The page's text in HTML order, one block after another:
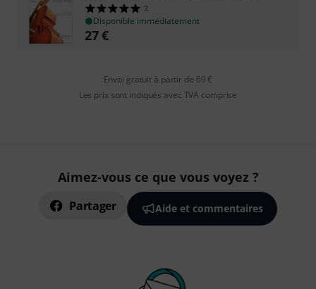
2
Disponible immédiatement
27€
Envoi gratuit à partir de 69 €
Les prix sont indiqués avec TVA comprise
Aimez-vous ce que vous voyez ?
Partager Aide et commentaires